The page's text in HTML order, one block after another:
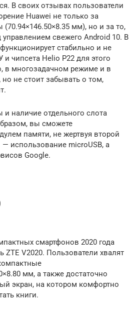
В своих отзывах пользователи
Huawei не только за
мм), но и за то,
управлением свежего Android 10. В
стабильно и не
чипсета Helio P22 для этого
в многозадачном режиме и в
но не стоит забывать о том,
наличие отдельного слота
вы сможете
памяти, не жертвуя второй
использование microUSB, а
Google.
смартфонов 2020 года
ZTE V2020. Пользователи хвалят
мм, а также достаточно
экран, на котором комфортно
книги.